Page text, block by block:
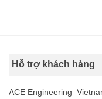
Hỗ trợ khách hàng
ACE Engineering